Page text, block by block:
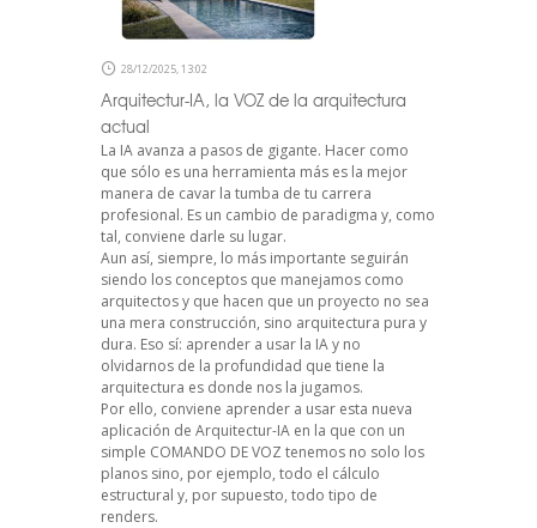
28/12/2025, 13:02
Arquitectur-IA, la VOZ de la arquitectura
actual
La IA avanza a pasos de gigante. Hacer como
que sólo es una herramienta más es la mejor
manera de cavar la tumba de tu carrera
profesional. Es un cambio de paradigma y, como
tal, conviene darle su lugar.
Aun así, siempre, lo más importante seguirán
siendo los conceptos que manejamos como
arquitectos y que hacen que un proyecto no sea
una mera construcción, sino arquitectura pura y
dura. Eso sí: aprender a usar la IA y no
olvidarnos de la profundidad que tiene la
arquitectura es donde nos la jugamos.
Por ello, conviene aprender a usar esta nueva
aplicación de Arquitectur-IA en la que con un
simple COMANDO DE VOZ tenemos no solo los
planos sino, por ejemplo, todo el cálculo
estructural y, por supuesto, todo tipo de
renders.